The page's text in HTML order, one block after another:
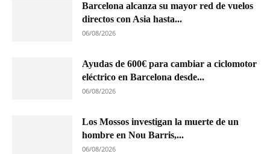
Barcelona alcanza su mayor red de vuelos
directos con Asia hasta...
06/08/2026
Ayudas de 600€ para cambiar a ciclomotor
eléctrico en Barcelona desde...
06/08/2026
Los Mossos investigan la muerte de un
hombre en Nou Barris,...
06/08/2026